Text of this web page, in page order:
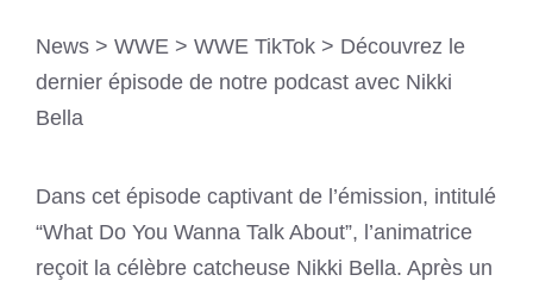
News > WWE > WWE TikTok > Découvrez le
dernier épisode de notre podcast avec Nikki
Bella
Dans cet épisode captivant de l’émission, intitulé
“What Do You Wanna Talk About”, l’animatrice
reçoit la célèbre catcheuse Nikki Bella. Après un